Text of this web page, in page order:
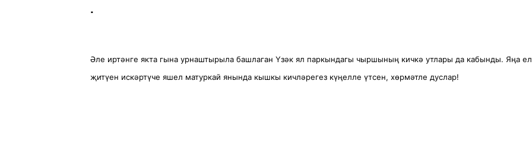
.
Әле иртәнге якта гына урнаштырыла башлаган Үзәк ял паркындагы чыршының кичкә утлары да кабынды. Яңа ел
җитүен искәртүче яшел матуркай янында кышкы кичләрегез күңелле үтсен, хөрмәтле дуслар!